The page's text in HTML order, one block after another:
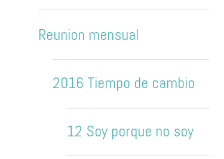
Reunion mensual
2016 Tiempo de cambio
12 Soy porque no soy